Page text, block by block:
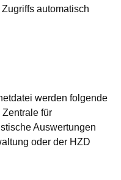
automatisch
werden folgende
für
Auswertungen
oder der HZD